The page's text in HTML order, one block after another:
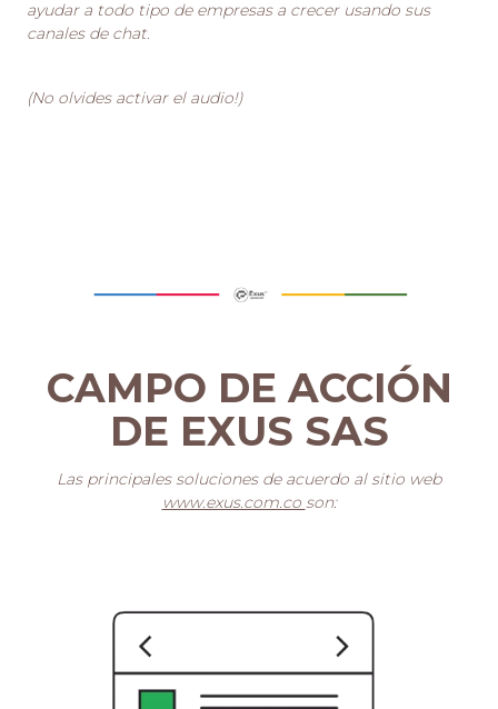
ayudar a todo tipo de empresas a crecer usando sus
canales de chat.
(No olvides activar el audio!)
CAMPO DE ACCIÓN
DE EXUS SAS
Las principales soluciones de acuerdo al sitio web
www.exus.com.co son: